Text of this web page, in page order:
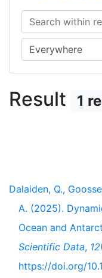
Search within
Search in...
Result 1
Dalaiden, Q.,
A. (2025).
Ocean and
Scientific Data, 12
https://doi.org/